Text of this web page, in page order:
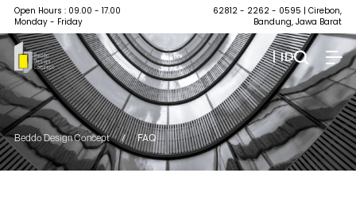
Open Hours : 09.00 - 17.00
Monday - Friday
62812 - 2262 - 0595 | Cirebon,
Bandung, Jawa Barat
| ID
Beddo Design Concept / FAQ